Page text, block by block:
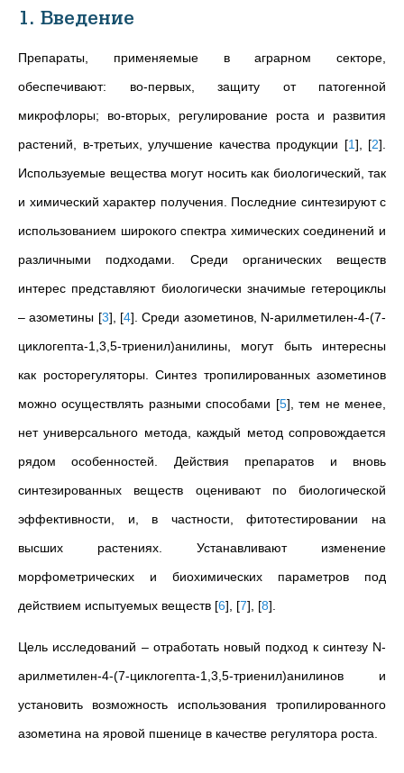
1. Введение
Препараты, применяемые в аграрном секторе,
обеспечивают: во-первых, защиту от патогенной
микрофлоры; во-вторых, регулирование роста и развития
растений, в-третьих, улучшение качества продукции [1] [2]
Используемые вещества могут носить как биологический, так
и химический характер получения. Последние синтезируют с
использованием широкого спектра химических соединений и
различными подходами. Среди органических веществ
интерес представляют биологически значимые гетероциклы
– азометины [3] [4] . Среди азометинов, N-арилметилен-4-(7-
циклогепта-1,3,5-триенил)анилины, могут быть интересны
как росторегуляторы. Синтез тропилированных азометинов
можно осуществлять разными способами [5] , тем не менее,
нет универсального метода, каждый метод сопровождается
рядом особенностей. Действия препаратов и вновь
синтезированных веществ оценивают по биологической
эффективности, и, в частности, фитотестировании на
высших растениях. Устанавливают изменение
морфометрических и биохимических параметров под
действием испытуемых веществ [6] [7] [8]
Цель исследований – отработать новый подход к синтезу N-
арилметилен-4-(7-циклогепта-1,3,5-триенил)анилинов и
установить возможность использования тропилированного
азометина на яровой пшенице в качестве регулятора роста.